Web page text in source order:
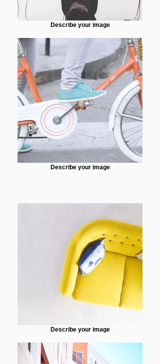
Describe your image
Describe your image
Describe your image